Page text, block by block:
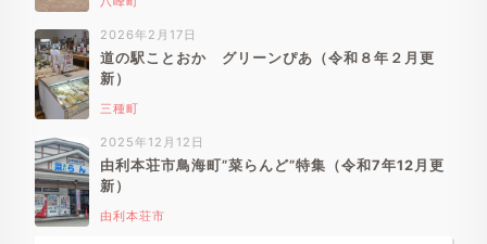
2026年2月17日
道の駅ことおか グリーンぴあ（令和８年２月更
新）
三種町
2025年12月12日
由利本荘市鳥海町”菜らんど”特集（令和7年12月更
新）
由利本荘市